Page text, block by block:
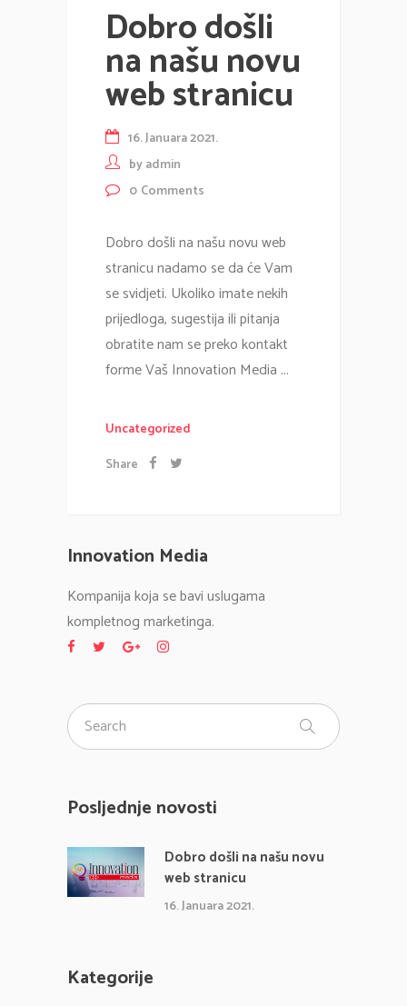
Dobro došli
na našu novu
web stranicu
16. Januara 2021.
byadmin
0 Comments
Dobro došli na našu novu web
stranicu nadamo se da će Vam
se svidjeti. Ukoliko imate nekih
prijedloga, sugestija ili pitanja
obratite nam se preko kontakt
forme Vaš Innovation Media ...
Uncategorized
Share
Innovation Media
Kompanija koja se bavi uslugama
kompletnog marketinga.
Posljednje novosti
Dobro došli na našu novu
web stranicu
16. Januara 2021.
Kategorije